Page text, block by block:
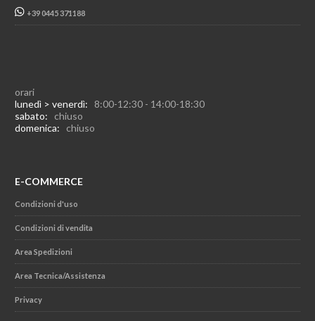
+39 0445 371188
orari
lunedì > venerdì: 8:00-12:30 - 14:00-18:30
sabato: chiuso
domenica: chiuso
E-COMMERCE
Condizioni d'uso
Condizioni di vendita
Area Spedizioni
Area Tecnica/Assistenza
Privacy